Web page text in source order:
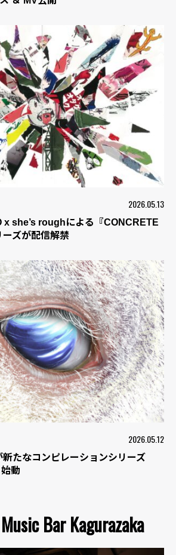
2026.05.13
x she’s roughによる『CONCRETE
ズが配信解禁
2026.05.12
新たなコンピレーションシリーズ
動
Bar Kagurazaka